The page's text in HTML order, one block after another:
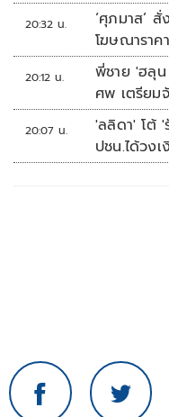
20:32 น.
‘ศุภมาส’
โฆษณาราค
20:12 น.
พี่ชาย 'ฮลุน
ศพ เตรียม
20:07 น.
'ลลิดา' โต้
ปชน.ได้วง